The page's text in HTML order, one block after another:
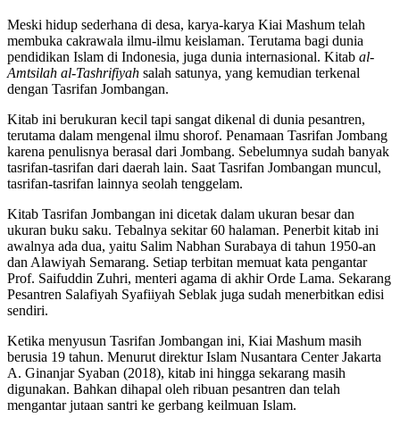
Meski hidup sederhana di desa, karya-karya Kiai Mashum telah
membuka cakrawala ilmu-ilmu keislaman. Terutama bagi dunia
pendidikan Islam di Indonesia, juga dunia internasional. Kitab al-
Amtsilah al-Tashrifiyah salah satunya, yang kemudian terkenal
dengan Tasrifan Jombangan.
Kitab ini berukuran kecil tapi sangat dikenal di dunia pesantren,
terutama dalam mengenal ilmu shorof. Penamaan Tasrifan Jombang
karena penulisnya berasal dari Jombang. Sebelumnya sudah banyak
tasrifan-tasrifan dari daerah lain. Saat Tasrifan Jombangan muncul,
tasrifan-tasrifan lainnya seolah tenggelam.
Kitab Tasrifan Jombangan ini dicetak dalam ukuran besar dan
ukuran buku saku. Tebalnya sekitar 60 halaman. Penerbit kitab ini
awalnya ada dua, yaitu Salim Nabhan Surabaya di tahun 1950-an
dan Alawiyah Semarang. Setiap terbitan memuat kata pengantar
Prof. Saifuddin Zuhri, menteri agama di akhir Orde Lama. Sekarang
Pesantren Salafiyah Syafiiyah Seblak juga sudah menerbitkan edisi
sendiri.
Ketika menyusun Tasrifan Jombangan ini, Kiai Mashum masih
berusia 19 tahun. Menurut direktur Islam Nusantara Center Jakarta
A. Ginanjar Syaban (2018), kitab ini hingga sekarang masih
digunakan. Bahkan dihapal oleh ribuan pesantren dan telah
mengantar jutaan santri ke gerbang keilmuan Islam.